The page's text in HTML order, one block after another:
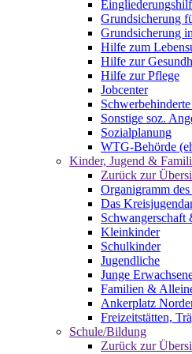
Grundsicherung
Grundsicherung
Hilfe zum
Hilfe zur
Hilfe zur Pflege
Jobcenter
Sonstige soz.
Sozialplanung
WTG-Behörde
Kinder, Jugend &
Zurück zur
Organigramm
Das
Schwangerschaft
Kleinkinder
Schulkinder
Jugendliche
Junge
Familien &
Ankerplatz
Freizeitstätten,
Schule/Bildung
Zurück zur